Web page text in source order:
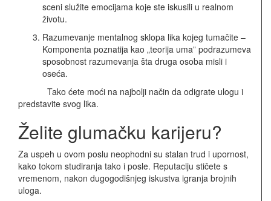
sceni služite emocijama koje ste iskusili u realnom
životu.
Razumevanje mentalnog sklopa lika kojeg tumačite –
Komponenta poznatija kao „teorija uma” podrazumeva
sposobnost razumevanja šta druga osoba misli i
oseća.
Tako ćete moći na najbolji način da odigrate ulogu i
predstavite svog lika.
Želite glumačku karijeru?
Za uspeh u ovom poslu neophodni su stalan trud i upornost,
kako tokom studiranja tako i posle. Reputaciju stičete s
vremenom, nakon dugogodišnjeg iskustva igranja brojnih
uloga.